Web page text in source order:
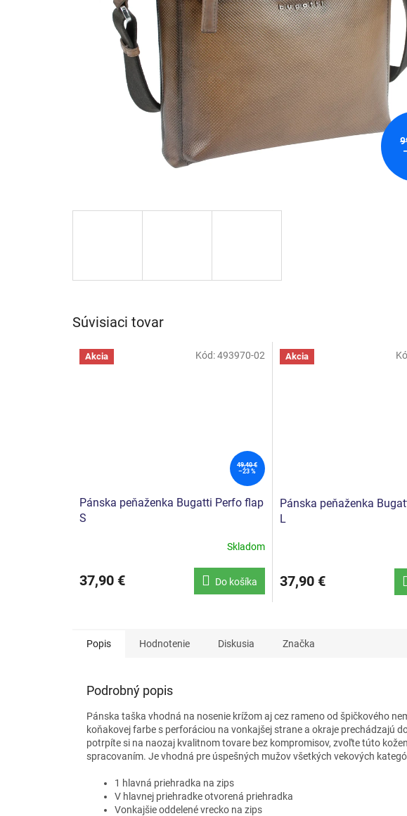
Súvisiaci tovar
Akcia
49,40 €
–23 %
Pánska peňaženka Bugatti Perfo flap
S
Skladom
37,90 € Do košíka
Kód:493970-02 Akcia
Pánska peňaženka
L
37,90 €
Popis Hodnotenie Diskusia Značka
Podrobný popis
Pánska taška vhodná na nosenie krížom aj cez rameno od špičkového
koňakovej farbe s perforáciou na vonkajšej strane a okraje prechádzajú
potrpíte si na naozaj kvalitnom tovare bez kompromisov, zvoľte túto
spracovaním. Je vhodná pre úspešných mužov všetkých vekových
1 hlavná priehradka na zips
V hlavnej priehradke otvorená priehradka
Vonkajšie oddelené vrecko na zips